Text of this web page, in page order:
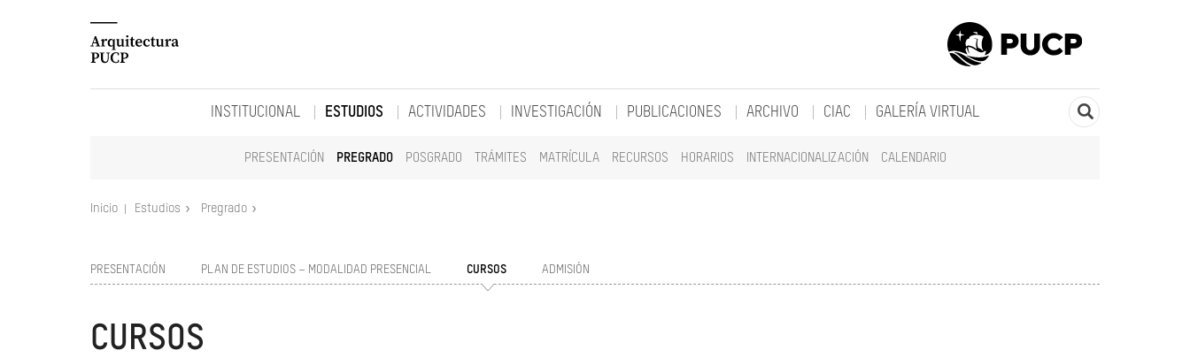
INSTITUCIONAL ESTUDIOS
PRESENTACIÓN PREGRADO POSGRADO TRÁMITES MATRÍCULA RECURSOS HORARIOS INTERNACIONALIZACIÓN CALENDARIO
ACTIVIDADES INVESTIGACIÓN PUBLICACIONES ARCHIVO CIAC GALERÍA VIRTUAL
Inicio Estudios Pregrado
PRESENTACIÓN PLAN DE ESTUDIOS – MODALIDAD PRESENCIAL CURSOS ADMISIÓN
CURSOS